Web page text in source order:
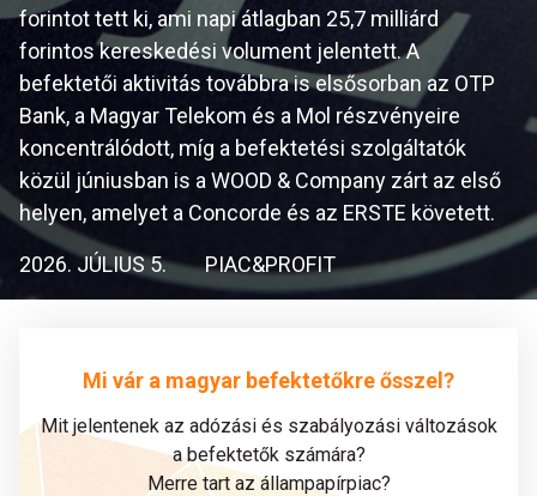
forintot tett ki, ami napi átlagban 25,7 milliárd
forintos kereskedési volument jelentett. A
befektetői aktivitás továbbra is elsősorban az OTP
Bank, a Magyar Telekom és a Mol részvényeire
koncentrálódott, míg a befektetési szolgáltatók
közül júniusban is a WOOD & Company zárt az első
helyen, amelyet a Concorde és az ERSTE követett.
2026. JÚLIUS 5. PIAC&PROFIT
Mi vár a magyar befektetőkre ősszel?
Mit jelentenek az adózási és szabályozási változások
a befektetők számára?
Merre tart az állampapírpiac?